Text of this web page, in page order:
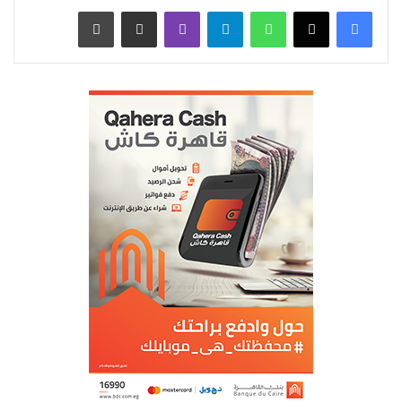
واتساب تيلقرام ڤايبر مشاركة عبر البريد طباعة